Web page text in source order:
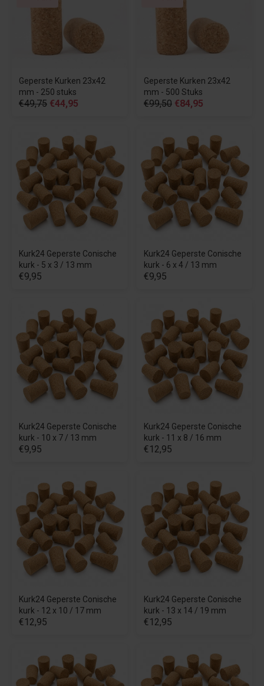
Geperste Kurken 23x42
mm - 250 stuks
€49,75 €44,95
Geperste Kurken 23x42
mm - 500 Stuks
€99,50 €84,95
Kurk24 Geperste Conische
kurk - 5 x 3 / 13 mm
€9,95
Kurk24 Geperste Conische
kurk - 6 x 4 / 13 mm
€9,95
Kurk24 Geperste Conische
kurk - 10 x 7 / 13 mm
€9,95
Kurk24 Geperste Conische
kurk - 11 x 8 / 16 mm
€12,95
Kurk24 Geperste Conische
kurk - 12 x 10 / 17 mm
€12,95
Kurk24 Geperste Conische
kurk - 13 x 14 / 19 mm
€12,95